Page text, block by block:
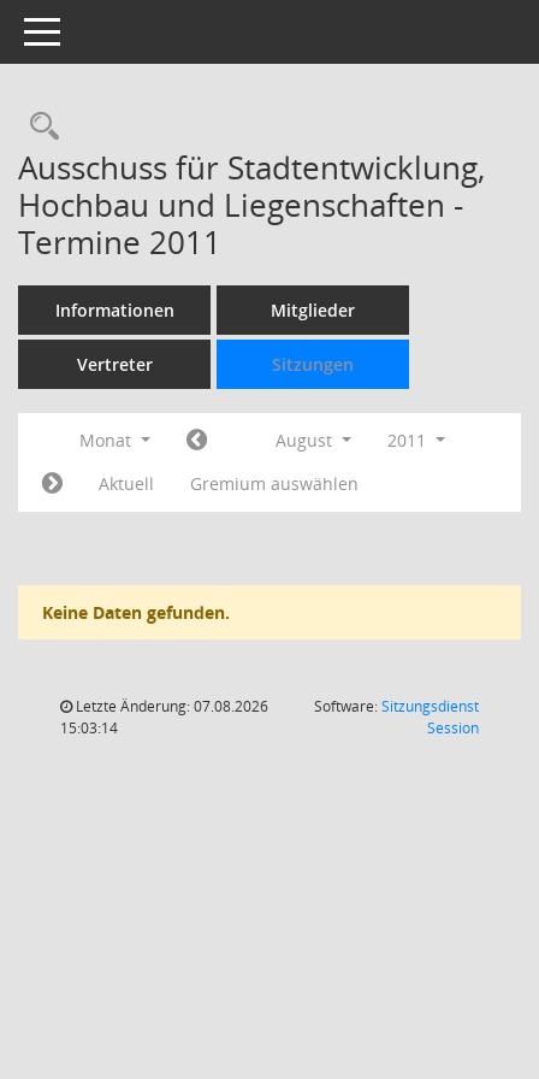
Toggle navigation
Rechercheauswahl
Ausschuss für Stadtentwicklung,
Hochbau und Liegenschaften -
Termine 2011
Informationen Mitglieder
Vertreter Sitzungen
Monat August
2011
Aktuell
Gremium auswählen
Keine Daten gefunden.
Letzte Änderung: 07.08.2026
15:03:14
Software:Sitzungsdienst
Session(Wird in